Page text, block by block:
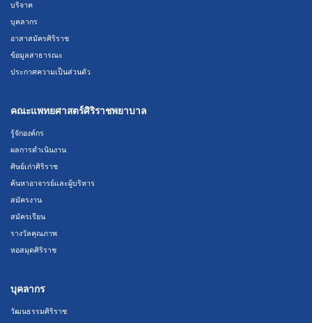
บริจาค
บุคลากร
อาสาสมัครศิริราช
ข้อมูลสาธารณะ
ประกาศความเป็นส่วนตัว
คณะแพทยศาสตร์ศิริราชพยาบาล
รู้จักองค์กร
ผลการดำเนินงาน
ศิษย์เก่าศิริราช
ค้นหาอาจารย์และผู้บริหาร
สมัครงาน
สมัครเรียน
รางวัลคุณภาพ
หอสมุดศิริราช
บุคลากร
วัฒนธรรมศิริราช